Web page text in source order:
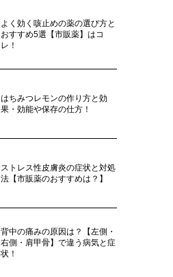
よく効く咳止めの薬の選び方と
おすすめ5選【市販薬】はコ
レ！
はちみつレモンの作り方と効
果・効能や保存の仕方！
ストレス性皮膚炎の症状と対処
法【市販薬のおすすめは？】
背中の痛みの原因は？【左側・
右側・肩甲骨】で違う病気と症
状！